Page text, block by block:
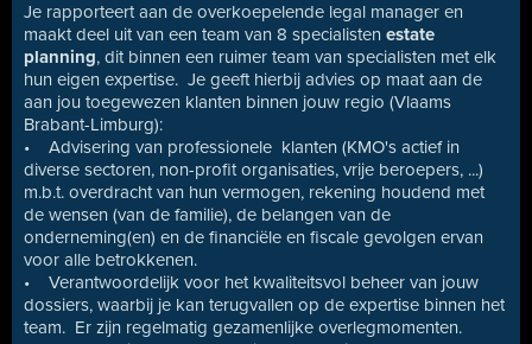
Je rapporteert aan de overkoepelende legal manager en
maakt deel uit van een team van 8 specialisten estate
planning, dit binnen een ruimer team van specialisten met elk
hun eigen expertise. Je geeft hierbij advies op maat aan de
aan jou toegewezen klanten binnen jouw regio (Vlaams
Brabant-Limburg):
• Advisering van professionele klanten (KMO's actief in
diverse sectoren, non-profit organisaties, vrije beroepers, ...)
m.b.t. overdracht van hun vermogen, rekening houdend met
de wensen (van de familie), de belangen van de
onderneming(en) en de financiële en fiscale gevolgen ervan
voor alle betrokkenen.
• Verantwoordelijk voor het kwaliteitsvol beheer van jouw
dossiers, waarbij je kan terugvallen op de expertise binnen het
team. Er zijn regelmatig gezamenlijke overlegmomenten.